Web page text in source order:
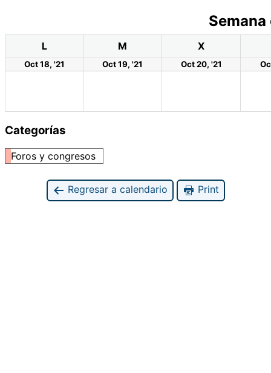
L M X
Oct 18, '21 Oct 19, '21 Oct 20, '21
Categorías
Foros y congresos
Regresar a calendario Print